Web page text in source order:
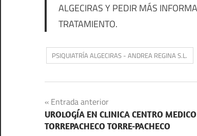
ALGECIRAS Y PEDIR MÁS
TRATAMIENTO.
PSIQUIATRÍA ALGECIRAS - ANDREA REGINA S.L.
Navegación
de
Entrada anterior
UROLOGÍA EN CLINICA CENTRO MEDICO
TORREPACHECO TORRE-PACHECO